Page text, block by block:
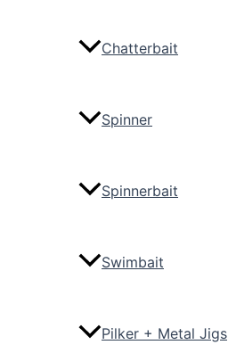
Chatterbait
Spinner
Spinnerbait
Swimbait
Pilker + Metal Jigs